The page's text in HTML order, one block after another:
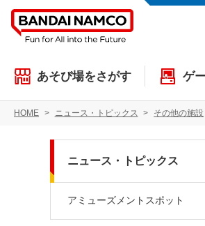
あそび場をさがす ゲ
HOME ニュース・トピックス その他の施設
ニュース・トピックス
アミューズメントスポット